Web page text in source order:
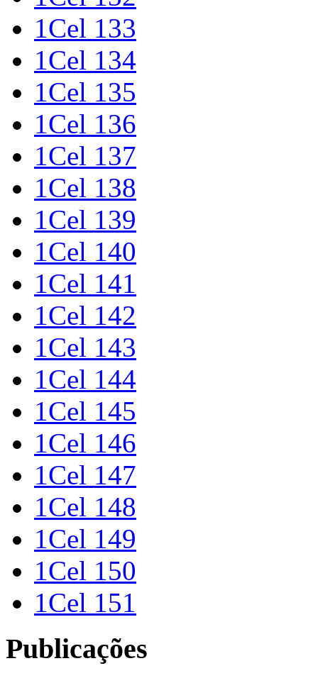
1Cel 133
1Cel 134
1Cel 135
1Cel 136
1Cel 137
1Cel 138
1Cel 139
1Cel 140
1Cel 141
1Cel 142
1Cel 143
1Cel 144
1Cel 145
1Cel 146
1Cel 147
1Cel 148
1Cel 149
1Cel 150
1Cel 151
Publicações